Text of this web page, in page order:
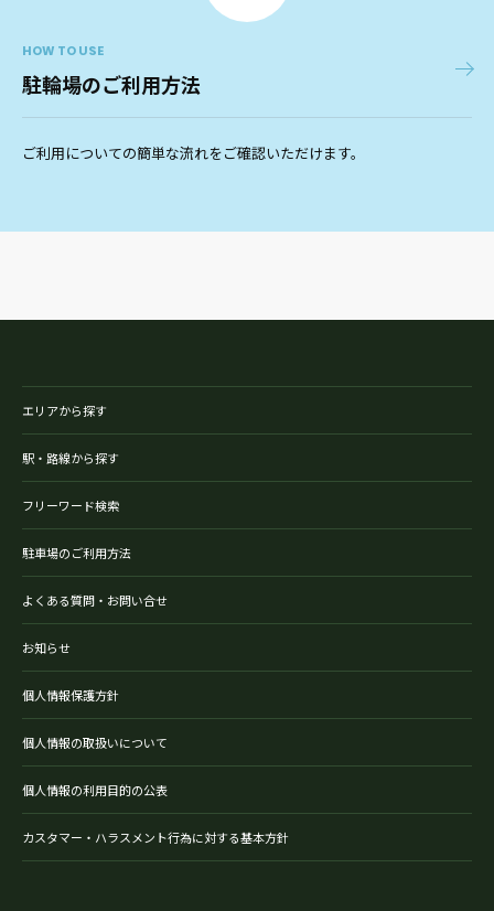
HOW TO USE
駐輪場のご利用方法
ご利用についての簡単な流れをご確認いただけます。
エリアから探す
駅・路線から探す
フリーワード検索
駐車場のご利用方法
よくある質問・お問い合せ
お知らせ
個人情報保護方針
個人情報の取扱いについて
個人情報の利用目的の公表
カスタマー・ハラスメント行為に対する基本方針